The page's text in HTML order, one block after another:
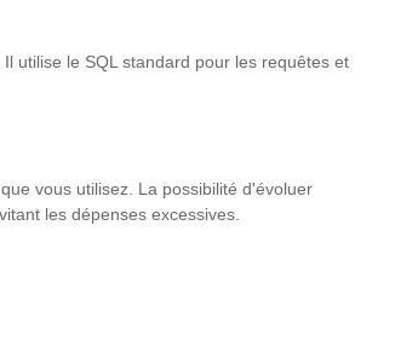
utilise le SQL standard pour les requêtes et
vous utilisez. La possibilité d'évoluer
les dépenses excessives.